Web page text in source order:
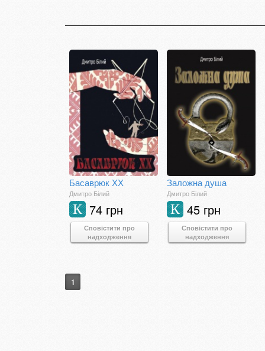
Басаврюк ХХ
Дмитро Білий
74 грн
К
Сповістити про
надходження
Заложна душа
Дмитро Білий
45 грн
К
Сповістити про
надходження
1